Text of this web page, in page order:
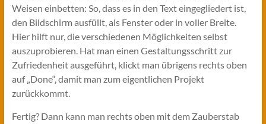
Weisen einbetten: So, dass es in den Text eingegliedert ist,
den Bildschirm ausfüllt, als Fenster oder in voller Breite.
Hier hilft nur, die verschiedenen Möglichkeiten selbst
auszuprobieren. Hat man einen Gestaltungsschritt zur
Zufriedenheit ausgeführt, klickt man übrigens rechts oben
auf „Done“, damit man zum eigentlichen Projekt
zurückkommt.
Fertig? Dann kann man rechts oben mit dem Zauberstab